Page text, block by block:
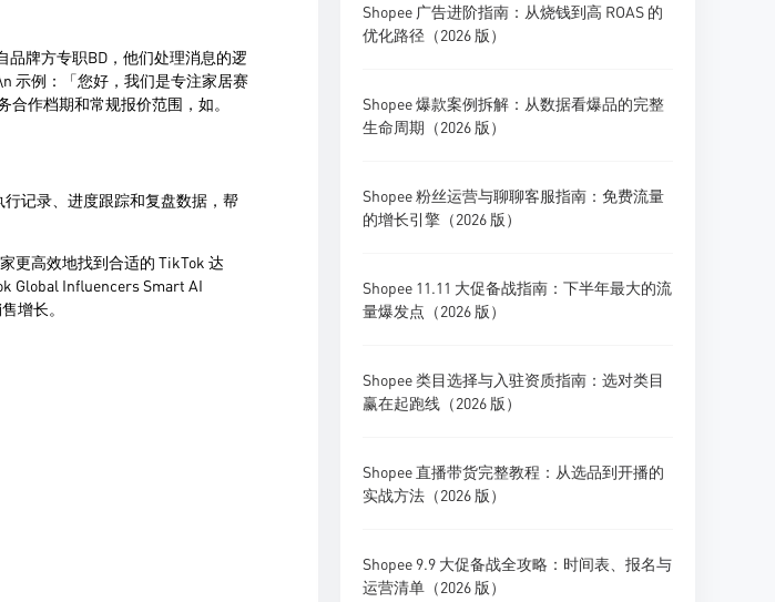
Shopee 广告进阶指南：从烧钱到高 ROAS 的
优化路径（2026 版）
Shopee 爆款案例拆解：从数据看爆品的完整
生命周期（2026 版）
Shopee 粉丝运营与聊聊客服指南：免费流量
的增长引擎（2026 版）
Shopee 11.11 大促备战指南：下半年最大的流
量爆发点（2026 版）
Shopee 类目选择与入驻资质指南：选对类目
赢在起跑线（2026 版）
Shopee 直播带货完整教程：从选品到开播的
实战方法（2026 版）
Shopee 9.9 大促备战全攻略：时间表、报名与
运营清单（2026 版）